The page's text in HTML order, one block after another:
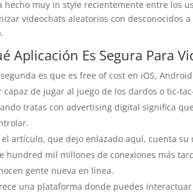
hecho muy in style recientemente entre los
videochats aleatorios con desconocidos
Aplicación Es Segura Para
segunda es que es free of cost en iOS,
capaz de jugar al juego de los dardos o tic-
tratas con advertising digital significa
el artículo, que dejo enlazado aquí, cuenta su
hundred mil millones de conexiones más
gente nueva en línea.
una plataforma donde puedes